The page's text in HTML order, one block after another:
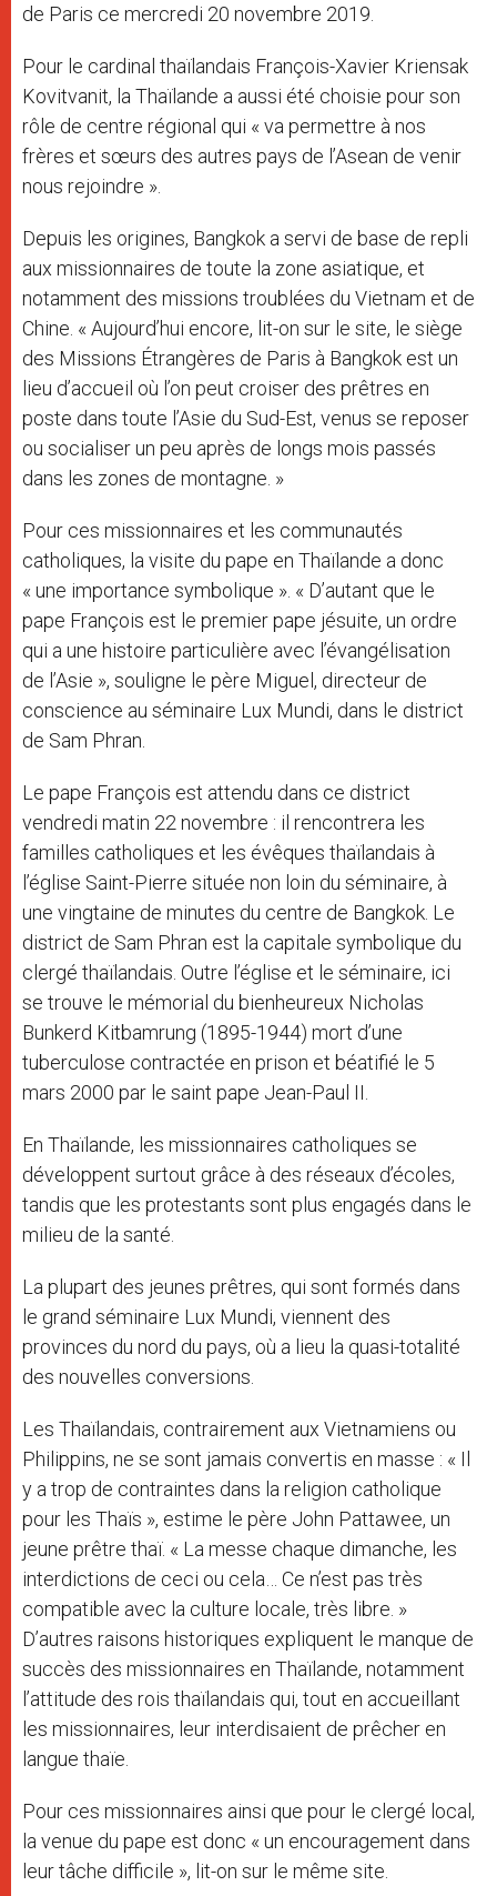
de Paris ce mercredi 20 novembre 2019.
Pour le cardinal thaïlandais François-Xavier Kriensak
Kovitvanit, la Thaïlande a aussi été choisie pour son
rôle de centre régional qui « va permettre à nos
frères et sœurs des autres pays de l’Asean de venir
nous rejoindre ».
Depuis les origines, Bangkok a servi de base de repli
aux missionnaires de toute la zone asiatique, et
notamment des missions troublées du Vietnam et de
Chine. « Aujourd’hui encore, lit-on sur le site, le siège
des Missions Étrangères de Paris à Bangkok est un
lieu d’accueil où l’on peut croiser des prêtres en
poste dans toute l’Asie du Sud-Est, venus se reposer
ou socialiser un peu après de longs mois passés
dans les zones de montagne. »
Pour ces missionnaires et les communautés
catholiques, la visite du pape en Thaïlande a donc
« une importance symbolique ». « D’autant que le
pape François est le premier pape jésuite, un ordre
qui a une histoire particulière avec l’évangélisation
de l’Asie », souligne le père Miguel, directeur de
conscience au séminaire Lux Mundi, dans le district
de Sam Phran.
Le pape François est attendu dans ce district
vendredi matin 22 novembre : il rencontrera les
familles catholiques et les évêques thaïlandais à
l’église Saint-Pierre située non loin du séminaire, à
une vingtaine de minutes du centre de Bangkok. Le
district de Sam Phran est la capitale symbolique du
clergé thaïlandais. Outre l’église et le séminaire, ici
se trouve le mémorial du bienheureux Nicholas
Bunkerd Kitbamrung (1895-1944) mort d’une
tuberculose contractée en prison et béatifié le 5
mars 2000 par le saint pape Jean-Paul II.
En Thaïlande, les missionnaires catholiques se
développent surtout grâce à des réseaux d’écoles,
tandis que les protestants sont plus engagés dans le
milieu de la santé.
La plupart des jeunes prêtres, qui sont formés dans
le grand séminaire Lux Mundi, viennent des
provinces du nord du pays, où a lieu la quasi-totalité
des nouvelles conversions.
Les Thaïlandais, contrairement aux Vietnamiens ou
Philippins, ne se sont jamais convertis en masse : « Il
y a trop de contraintes dans la religion catholique
pour les Thaïs », estime le père John Pattawee, un
jeune prêtre thaï. « La messe chaque dimanche, les
interdictions de ceci ou cela… Ce n’est pas très
compatible avec la culture locale, très libre. »
D’autres raisons historiques expliquent le manque de
succès des missionnaires en Thaïlande, notamment
l’attitude des rois thaïlandais qui, tout en accueillant
les missionnaires, leur interdisaient de prêcher en
langue thaïe.
Pour ces missionnaires ainsi que pour le clergé local,
la venue du pape est donc « un encouragement dans
leur tâche difficile », lit-on sur le même site.